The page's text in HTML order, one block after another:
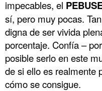
impecables, el
sí, pero muy pocas.
digna de ser vivida
porcentaje. Confía –
posible serlo en este
de si ello es realmente
cómo se consigue.